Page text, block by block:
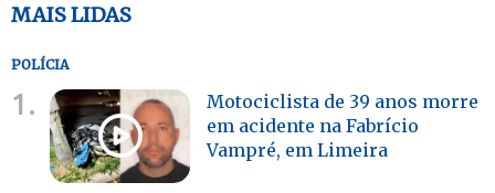
MAIS LIDAS
POLÍCIA
1.
Motociclista de 39 anos morre
em acidente na Fabrício
Vampré, em Limeira